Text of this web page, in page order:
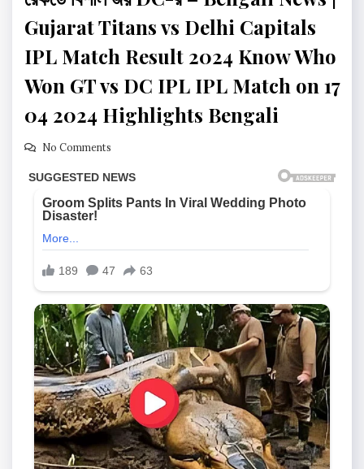
Gujarat Titans vs Delhi Capitals
IPL Match Result 2024 Know Who
Won GT vs DC IPL IPL Match on 17
04 2024 Highlights Bengali
No Comments